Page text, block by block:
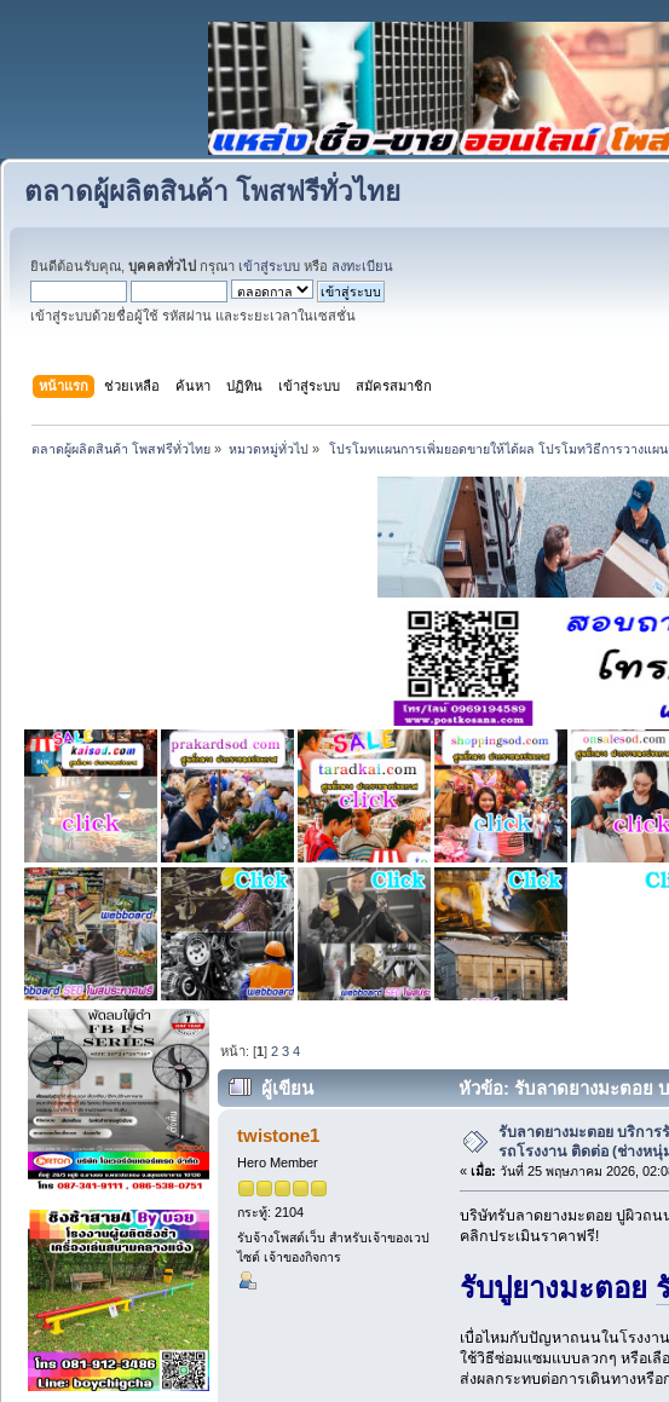
ตลาดผู้ผลิตสินค้า โพสฟรีทั่วไทย
ยินดีต้อนรับคุณ, บุคคลทั่วไป กรุณา เข้าสู่ระบบ หรือ ลงทะเบียน
เข้าสู่ระบบด้วยชื่อผู้ใช้ รหัสผ่าน และระยะเวลาในเซสชั่น
หน้าแรก ช่วยเหลือ ค้นหา ปฏิทิน เข้าสู่ระบบ สมัครสมาชิก
ตลาดผู้ผลิตสินค้า โพสฟรีทั่วไทย » หมวดหมู่ทั่วไป» โปรโมทแผนการเพิ่มยอดขายให้ได้ผล โปรโมทวิธีการวางแผ
หน้า: [1]2 3 4
ผู้เขียน หัวข้อ: รับลาดยางมะตอย
twistone1
Hero Member
กระทู้: 2104
รับจ้างโพสต์เว็บ สำหรับเจ้าของเวป
ไซต์ เจ้าของกิจการ
รับลาดยางมะตอย บริกา
รถโรงงาน ติดต่อ (ช่างหนุ่
« เมื่อ: วันที่ 25 พฤษภาคม 2026,
บริษัทรับลาดยางมะตอย ปูผิวถ
คลิกประเมินราคาฟรี!
รับปูยางมะตอย
เบื่อไหมกับปัญหาถนนในโรงงา
ใช้วิธีซ่อมแซมแบบลวกๆ หรือเลื
ส่งผลกระทบต่อการเดินทางหรื